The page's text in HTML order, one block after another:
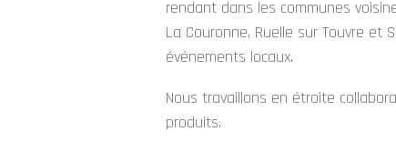
rendant dans les communes
La Couronne, Ruelle sur Touvre et
événements locaux.
Nous travaillons en étroite
produits.